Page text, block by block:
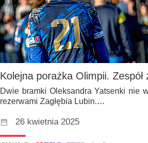
Kolejna porażka Olimpii.
Dwie bramki Oleksandra Yatsenki nie
rezerwami Zagłębia Lubin.…
26 kwietnia 2025